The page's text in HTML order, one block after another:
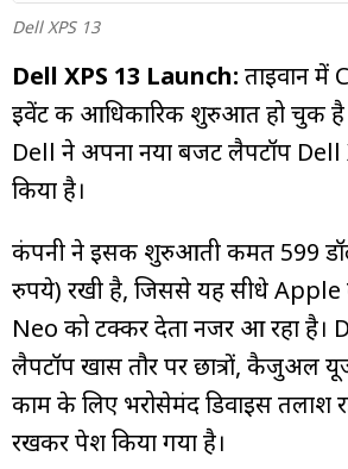
Dell XPS 13
Dell XPS 13 Launch: ताइवान
इवेंट की आधिकारिक शुरुआत हो चुकी है
Dell ने अपना नया बजट लैपटॉप Dell
किया है।
कंपनी ने इसकी शुरुआती कीमत 599
रुपये) रखी है, जिससे यह सीधे
Neo को टक्कर देता नजर आ रहा है।
लैपटॉप खास तौर पर छात्रों, कैजुअल
काम के लिए भरोसेमंद डिवाइस तलाश
रखकर पेश किया गया है।